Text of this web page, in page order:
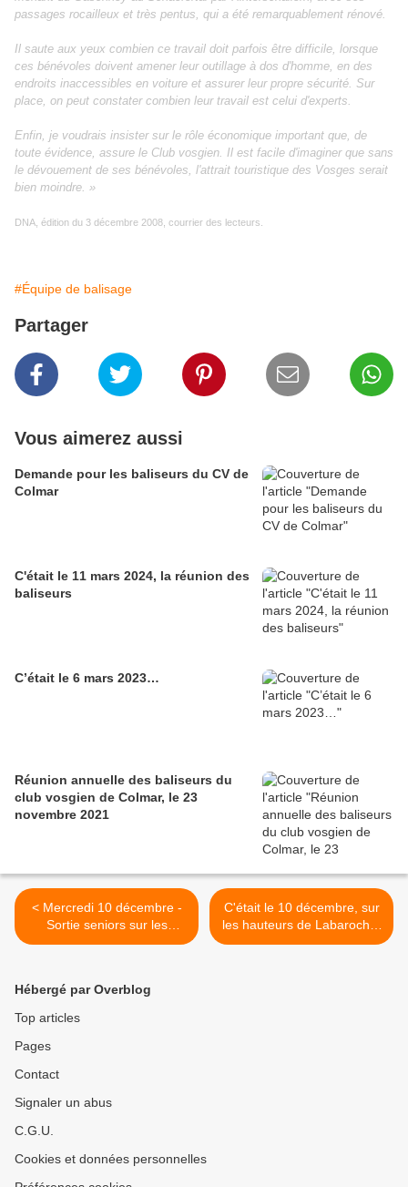
passages rocailleux et très pentus, qui a été remarquablement rénové.
Il saute aux yeux combien ce travail doit parfois être difficile, lorsque
ces bénévoles doivent amener leur outillage à dos d'homme, en des
endroits inaccessibles en voiture et assurer leur propre sécurité. Sur
place, on peut constater combien leur travail est celui d'experts.
Enfin, je voudrais insister sur le rôle économique important que, de
toute évidence, assure le Club vosgien. Il est facile d'imaginer que sans
le dévouement de ses bénévoles, l'attrait touristique des Vosges serait
bien moindre. »
DNA, édition du 3 décembre 2008, courrier des lecteurs.
#Équipe de balisage
Partager
Vous aimerez aussi
Demande pour les baliseurs du CV de
Colmar
C'était le 11 mars 2024, la réunion des
baliseurs
C’était le 6 mars 2023…
Réunion annuelle des baliseurs du
club vosgien de Colmar, le 23
novembre 2021
< Mercredi 10 décembre -
Sortie seniors sur les
hauteurs de Labaroche
C'était le 10 décembre, sur
les hauteurs de Labaroche,
avec les seniors >
Hébergé par Overblog
Top articles
Pages
Contact
Signaler un abus
C.G.U.
Cookies et données personnelles